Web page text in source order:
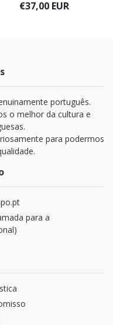
€37,00 EUR
português.
o melhor da cultura e
para podermos
para a